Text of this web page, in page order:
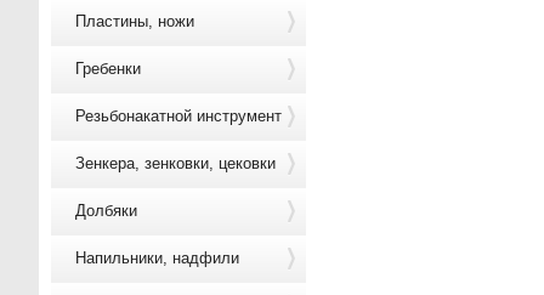
Пластины, ножи
Гребенки
Резьбонакатной инструмент
Зенкера, зенковки, цековки
Долбяки
Напильники, надфили